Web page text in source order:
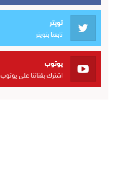
تويتر
تابعنا بتويتر
يوتوب
اشترك بقناتنا على يوتوب